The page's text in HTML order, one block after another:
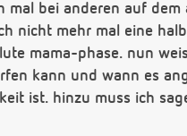
mal bei anderen auf
nicht mehr mal eine
mama-phase. nun
kann und wann es
ist. hinzu muss ich